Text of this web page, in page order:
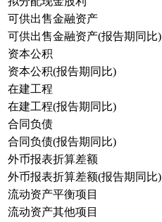
可供出售金融资产
可供出售金融资产(报告期同比)
资本公积
资本公积(报告期同比)
在建工程
在建工程(报告期同比)
合同负债
合同负债(报告期同比)
外币报表折算差额
外币报表折算差额(报告期同比)
流动资产平衡项目
流动资产其他项目